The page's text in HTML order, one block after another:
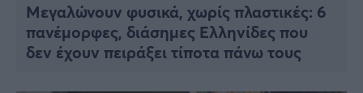
Μεγαλώνουν φυσικά, χωρίς πλαστικές: 6
πανέμορφες, διάσημες Ελληνίδες που
δεν έχουν πειράξει τίποτα πάνω τους